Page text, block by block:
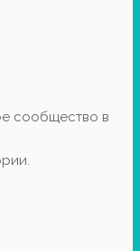
сообщество в